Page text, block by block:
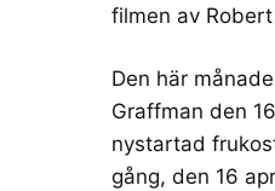
filmen av
Den här
Graffman den
nystartad
gång, den 16